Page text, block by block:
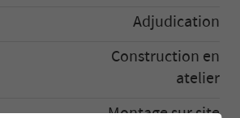
Adjudication
Construction en
atelier
Montage sur site